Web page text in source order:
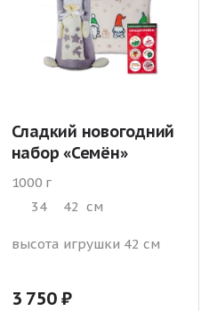
Сладкий новогодний
набор «Семён»
1000 г
34
42 см
высота игрушки 42 см
3 750